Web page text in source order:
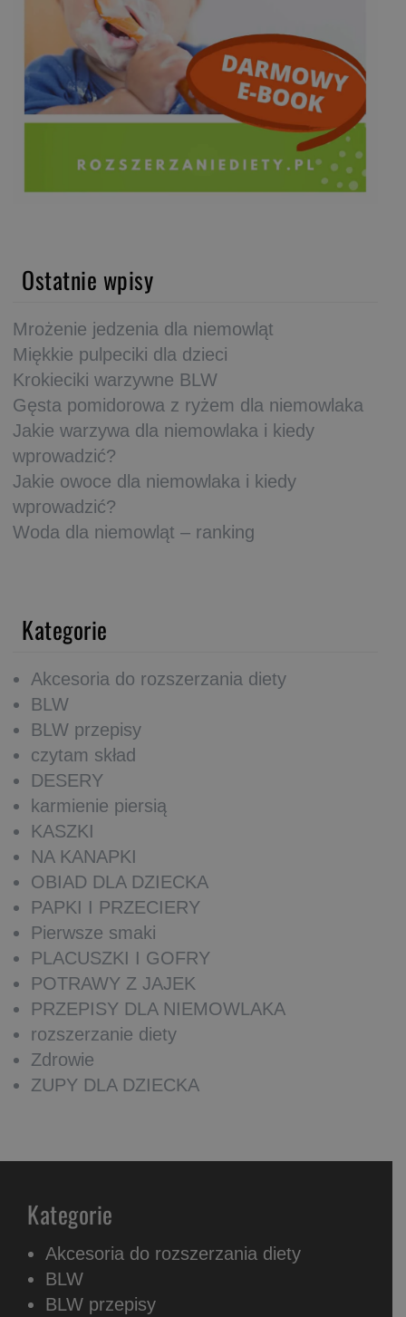
Ostatnie wpisy
Mrożenie jedzenia dla niemowląt
Miękkie pulpeciki dla dzieci
Krokieciki warzywne BLW
Gęsta pomidorowa z ryżem dla niemowlaka
Jakie warzywa dla niemowlaka i kiedy
wprowadzić?
Jakie owoce dla niemowlaka i kiedy
wprowadzić?
Woda dla niemowląt – ranking
Kategorie
Akcesoria do rozszerzania diety
BLW
BLW przepisy
czytam skład
DESERY
karmienie piersią
KASZKI
NA KANAPKI
OBIAD DLA DZIECKA
PAPKI I PRZECIERY
Pierwsze smaki
PLACUSZKI I GOFRY
POTRAWY Z JAJEK
PRZEPISY DLA NIEMOWLAKA
rozszerzanie diety
Zdrowie
ZUPY DLA DZIECKA
Kategorie
Akcesoria do rozszerzania diety
BLW
BLW przepisy